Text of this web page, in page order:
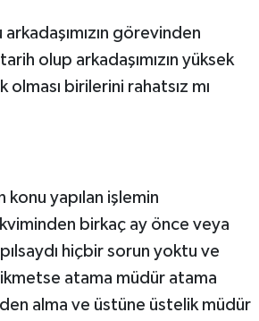
görevinden
olup arkadaşımızın yüksek
birilerini rahatsız mı
yapılan işlemin
birkaç ay önce veya
hiçbir sorun yoktu ve
atama müdür atama
alma ve üstüne üstelik müdür